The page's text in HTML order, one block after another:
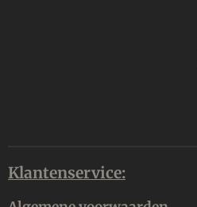
Klantenservice: